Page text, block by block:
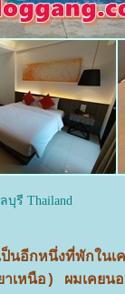
ลบุรี Thailand
กหนึ่งที่พักในเ
ยาเหนือ) ผมเ